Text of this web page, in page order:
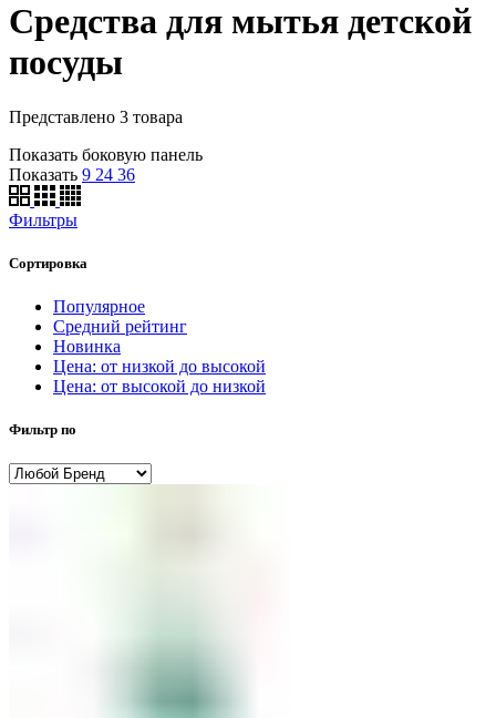
Средства для мытья детской
посуды
Представлено 3 товара
Показать боковую панель
Показать 9 24 36
Фильтры
Сортировка
Популярное
Средний рейтинг
Новинка
Цена: от низкой до высокой
Цена: от высокой до низкой
Фильтр по